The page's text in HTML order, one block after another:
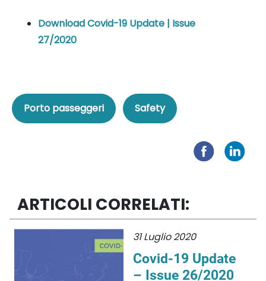
Download Covid-19 Update | Issue
27/2020
Porto passeggeri Safety
ARTICOLI CORRELATI:
31 Luglio 2020
Covid-19 Update
– Issue 26/2020